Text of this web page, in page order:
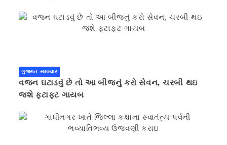
ગુજરાત સમાચાર
વજન ઘટાડવું છે તો આ બીજનું કરો સેવન, ચરબી થઇ
જશે ફટાફટ ગાયબ